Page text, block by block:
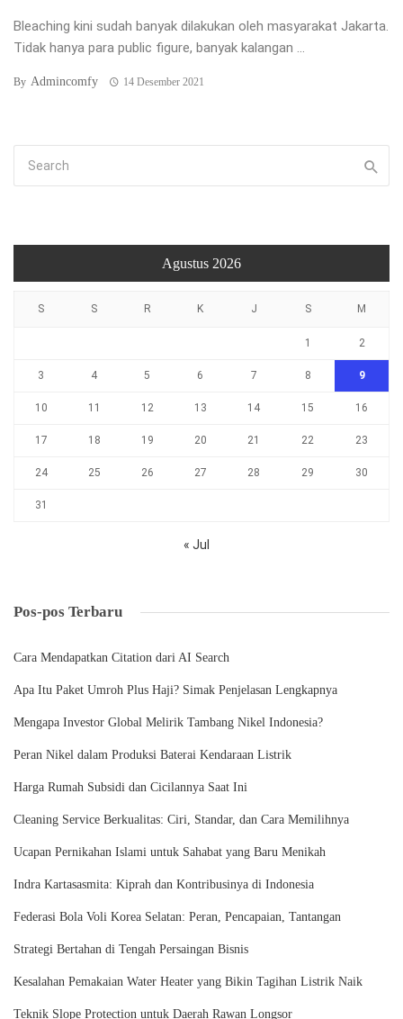
Bleaching kini sudah banyak dilakukan oleh masyarakat Jakarta.
Tidak hanya para public figure, banyak kalangan ...
By Admincomfy 14 Desember 2021
Agustus 2026
S S R K J S M
1 2
3 4 5 6 7 8 9
10 11 12 13 14 15 16
17 18 19 20 21 22 23
24 25 26 27 28 29 30
31
« Jul
Pos-pos Terbaru
Cara Mendapatkan Citation dari AI Search
Apa Itu Paket Umroh Plus Haji? Simak Penjelasan Lengkapnya
Mengapa Investor Global Melirik Tambang Nikel Indonesia?
Peran Nikel dalam Produksi Baterai Kendaraan Listrik
Harga Rumah Subsidi dan Cicilannya Saat Ini
Cleaning Service Berkualitas: Ciri, Standar, dan Cara Memilihnya
Ucapan Pernikahan Islami untuk Sahabat yang Baru Menikah
Indra Kartasasmita: Kiprah dan Kontribusinya di Indonesia
Federasi Bola Voli Korea Selatan: Peran, Pencapaian, Tantangan
Strategi Bertahan di Tengah Persaingan Bisnis
Kesalahan Pemakaian Water Heater yang Bikin Tagihan Listrik Naik
Teknik Slope Protection untuk Daerah Rawan Longsor